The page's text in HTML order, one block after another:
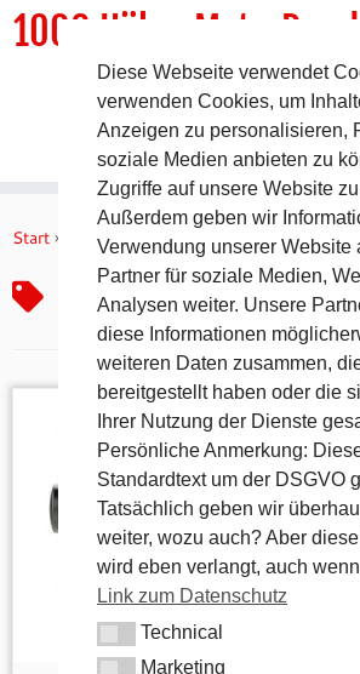
Inhalt
1000
DER Rundwanderweg um
Start » Garmin
Garmin
Diese Webseite verwendet
verwenden Cookies, um
Anzeigen zu personalisieren,
soziale Medien anbieten zu
Zugriffe auf unsere Website
Außerdem geben wir
Verwendung unserer Website
Partner für soziale Medien,
Analysen weiter. Unsere
diese Informationen
weiteren Daten zusammen,
bereitgestellt haben oder die
Ihrer Nutzung der Dienste
Persönliche Anmerkung:
Standardtext um der DSGVO
Tatsächlich geben wir
weiter, wozu auch? Aber
wird eben verlangt, auch
Link zum Datenschutz
TechnicalTechnical
Marketing